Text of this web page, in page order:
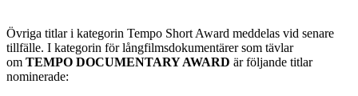
Övriga titlar i kategorin Tempo Short Award meddelas vid senare
tillfälle. I kategorin för långfilmsdokumentärer som tävlar
om TEMPO DOCUMENTARY AWARD är följande titlar
nominerade: